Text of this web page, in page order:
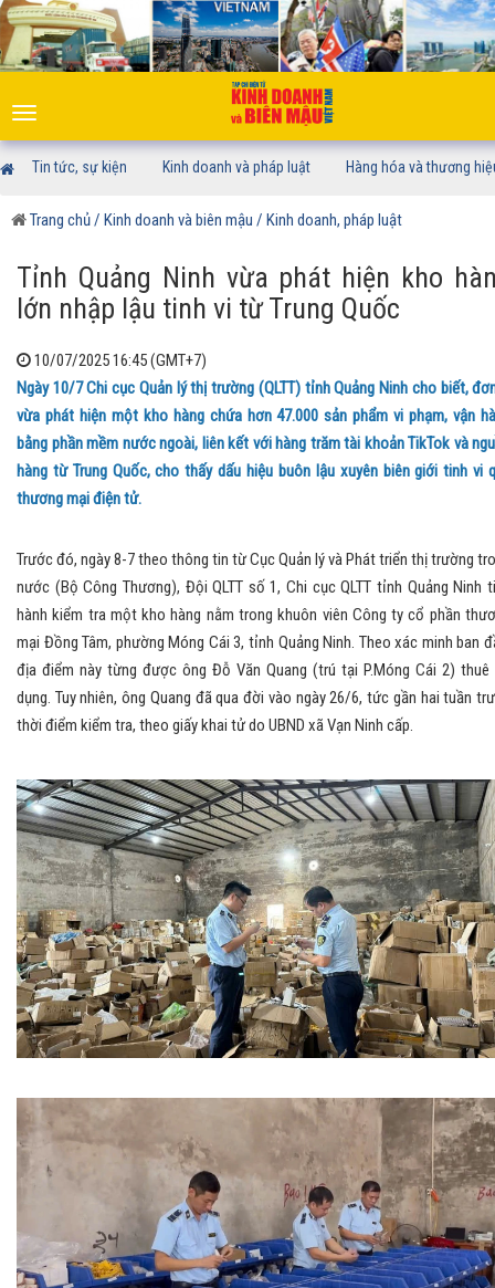
Toggle
navigation
Tin tức, sự kiện Kinh doanh và pháp luật Hàng hóa và thương
Trang chủ/ Kinh doanh và biên mậu / Kinh doanh, pháp luật
Tỉnh Quảng Ninh vừa phát hiện kho
lớn nhập lậu tinh vi từ Trung Quốc
10/07/2025 16:45 (GMT+7)
Ngày 10/7 Chi cục Quản lý thị trường (QLTT) tỉnh Quảng Ninh cho biết,
vừa phát hiện một kho hàng chứa hơn 47.000 sản phẩm vi phạm, vận
bằng phần mềm nước ngoài, liên kết với hàng trăm tài khoản TikTok và
hàng từ Trung Quốc, cho thấy dấu hiệu buôn lậu xuyên biên giới tinh vi
thương mại điện tử.
Trước đó, ngày 8-7 theo thông tin từ Cục Quản lý và Phát triển thị trường
nước (Bộ Công Thương), Đội QLTT số 1, Chi cục QLTT tỉnh Quảng Ninh
hành kiểm tra một kho hàng nằm trong khuôn viên Công ty cổ phần
mại Đồng Tâm, phường Móng Cái 3, tỉnh Quảng Ninh. Theo xác minh ban
địa điểm này từng được ông Đỗ Văn Quang (trú tại P.Móng Cái 2) thuê
dụng. Tuy nhiên, ông Quang đã qua đời vào ngày 26/6, tức gần hai tuần
thời điểm kiểm tra, theo giấy khai tử do UBND xã Vạn Ninh cấp.